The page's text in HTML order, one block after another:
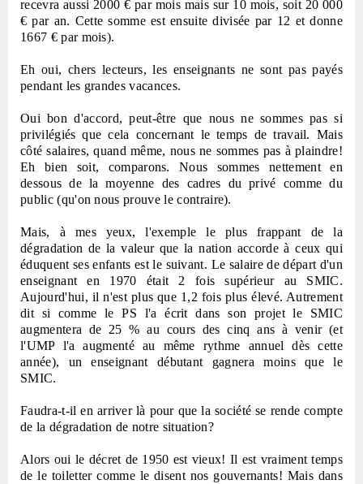
recevra aussi 2000 € par mois mais sur 10 mois, soit 20 000
€ par an. Cette somme est ensuite divisée par 12 et donne
1667 € par mois).
Eh oui, chers lecteurs, les enseignants ne sont pas payés
pendant les grandes vacances.
Oui bon d'accord, peut-être que nous ne sommes pas si
privilégiés que cela concernant le temps de travail. Mais
côté salaires, quand même, nous ne sommes pas à plaindre!
Eh bien soit, comparons. Nous sommes nettement en
dessous de la moyenne des cadres du privé comme du
public (qu'on nous prouve le contraire).
Mais, à mes yeux, l'exemple le plus frappant de la
dégradation de la valeur que la nation accorde à ceux qui
éduquent ses enfants est le suivant. Le salaire de départ d'un
enseignant en 1970 était 2 fois supérieur au SMIC.
Aujourd'hui, il n'est plus que 1,2 fois plus élevé. Autrement
dit si comme le PS l'a écrit dans son projet le SMIC
augmentera de 25 % au cours des cinq ans à venir (et
l'UMP l'a augmenté au même rythme annuel dès cette
année), un enseignant débutant gagnera moins que le
SMIC.
Faudra-t-il en arriver là pour que la société se rende compte
de la dégradation de notre situation?
Alors oui le décret de 1950 est vieux! Il est vraiment temps
de le toiletter comme le disent nos gouvernants! Mais dans